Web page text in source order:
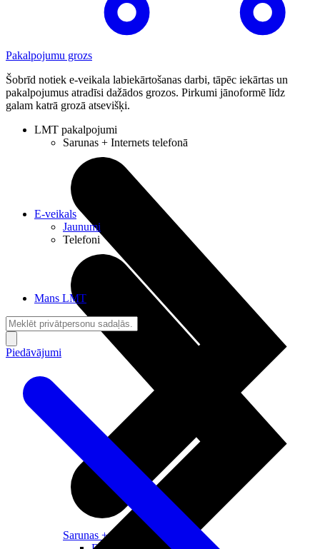
Pakalpojumu grozs
Šobrīd notiek e-veikala labiekārtošanas darbi, tāpēc iekārtas un
pakalpojumus atradīsi dažādos grozos. Pirkumi jānoformē līdz
galam katrā grozā atsevišķi.
LMT pakalpojumi
Sarunas + Internets telefonā
Sarunas + Internets
E-veikals
Jaunumi
Telefoni
Mans LMT
Piedāvājumi